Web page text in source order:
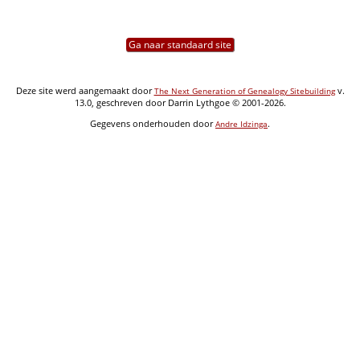
Ga naar standaard site
Deze site werd aangemaakt doorThe Next Generation of Genealogy Sitebuildingv.
13.0, geschreven door Darrin Lythgoe © 2001-2026.
Gegevens onderhouden doorAndre Idzinga.